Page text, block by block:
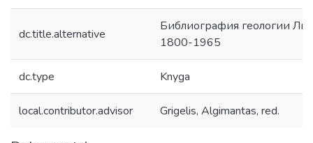
dc.title.alternative
Библиография геологии
1800-1965
dc.type Knyga
local.contributor.advisor Grigelis, Algimantas, red.